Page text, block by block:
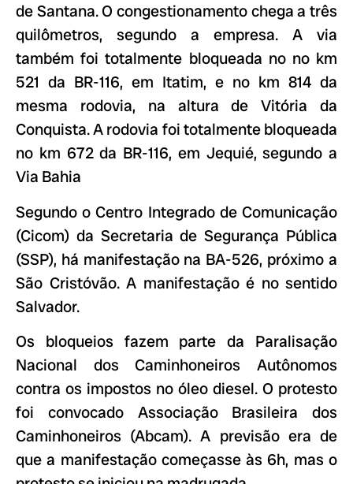
de Santana. O congestionamento chega a três
quilômetros, segundo a empresa. A via
também foi totalmente bloqueada no no km
521 da BR-116, em Itatim, e no km 814 da
mesma rodovia, na altura de Vitória da
Conquista. A rodovia foi totalmente bloqueada
no km 672 da BR-116, em Jequié, segundo a
Via Bahia
Segundo o Centro Integrado de Comunicação
(Cicom) da Secretaria de Segurança Pública
(SSP), há manifestação na BA-526, próximo a
São Cristóvão. A manifestação é no sentido
Salvador.
Os bloqueios fazem parte da Paralisação
Nacional dos Caminhoneiros Autônomos
contra os impostos no óleo diesel. O protesto
foi convocado Associação Brasileira dos
Caminhoneiros (Abcam). A previsão era de
que a manifestação começasse às 6h, mas o